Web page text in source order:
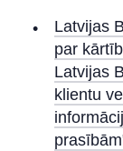
Latvijas
par
Latvijas
klientu